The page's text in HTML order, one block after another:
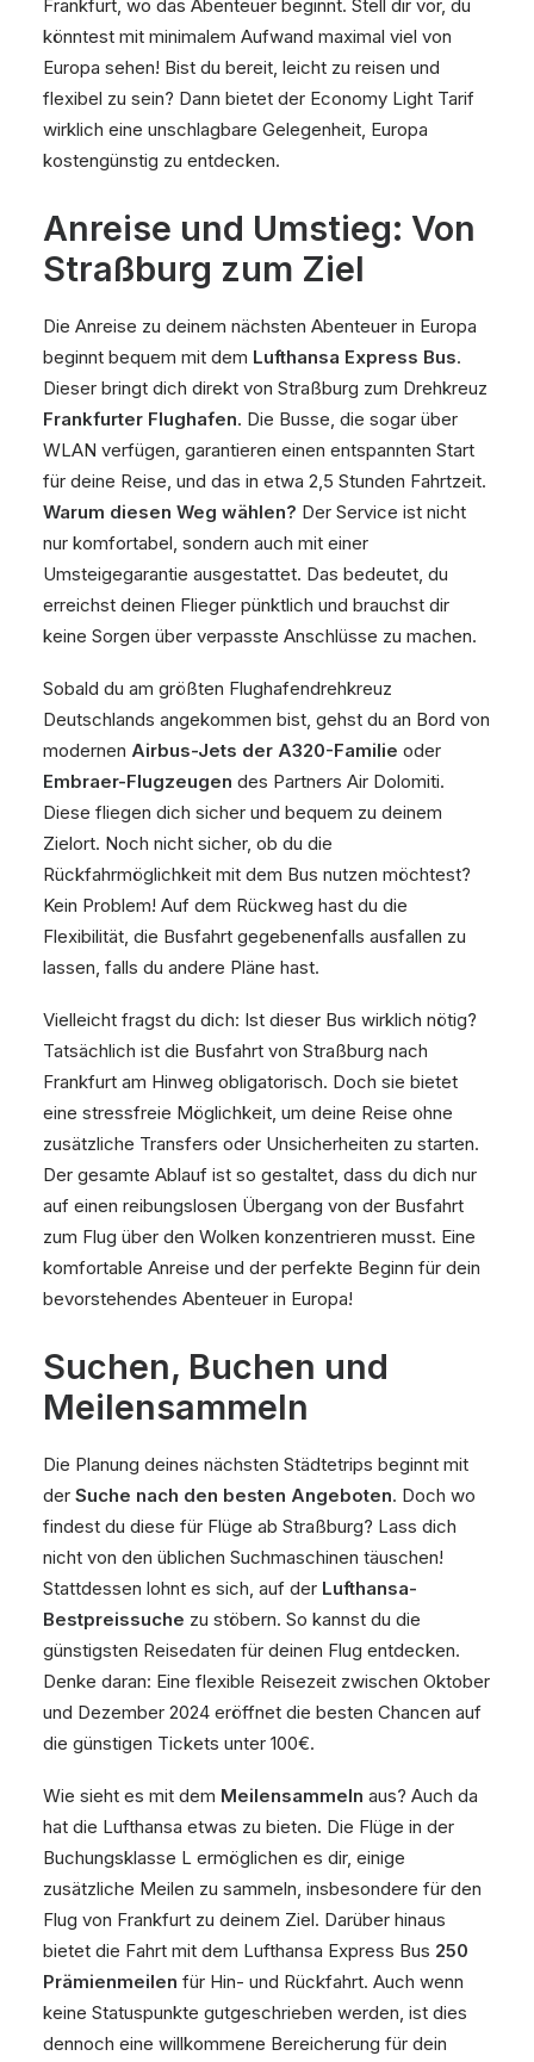
Frankfurt, wo das Abenteuer beginnt. Stell dir vor, du
könntest mit minimalem Aufwand maximal viel von
Europa sehen! Bist du bereit, leicht zu reisen und
flexibel zu sein? Dann bietet der Economy Light Tarif
wirklich eine unschlagbare Gelegenheit, Europa
kostengünstig zu entdecken.
Anreise und Umstieg: Von
Straßburg zum Ziel
Die Anreise zu deinem nächsten Abenteuer in Europa
beginnt bequem mit dem Lufthansa Express Bus.
Dieser bringt dich direkt von Straßburg zum Drehkreuz
Frankfurter Flughafen. Die Busse, die sogar über
WLAN verfügen, garantieren einen entspannten Start
für deine Reise, und das in etwa 2,5 Stunden Fahrtzeit.
Warum diesen Weg wählen? Der Service ist nicht
nur komfortabel, sondern auch mit einer
Umsteigegarantie ausgestattet. Das bedeutet, du
erreichst deinen Flieger pünktlich und brauchst dir
keine Sorgen über verpasste Anschlüsse zu machen.
Sobald du am größten Flughafendrehkreuz
Deutschlands angekommen bist, gehst du an Bord von
modernen Airbus-Jets der A320-Familie oder
Embraer-Flugzeugen des Partners Air Dolomiti.
Diese fliegen dich sicher und bequem zu deinem
Zielort. Noch nicht sicher, ob du die
Rückfahrmöglichkeit mit dem Bus nutzen möchtest?
Kein Problem! Auf dem Rückweg hast du die
Flexibilität, die Busfahrt gegebenenfalls ausfallen zu
lassen, falls du andere Pläne hast.
Vielleicht fragst du dich: Ist dieser Bus wirklich nötig?
Tatsächlich ist die Busfahrt von Straßburg nach
Frankfurt am Hinweg obligatorisch. Doch sie bietet
eine stressfreie Möglichkeit, um deine Reise ohne
zusätzliche Transfers oder Unsicherheiten zu starten.
Der gesamte Ablauf ist so gestaltet, dass du dich nur
auf einen reibungslosen Übergang von der Busfahrt
zum Flug über den Wolken konzentrieren musst. Eine
komfortable Anreise und der perfekte Beginn für dein
bevorstehendes Abenteuer in Europa!
Suchen, Buchen und
Meilensammeln
Die Planung deines nächsten Städtetrips beginnt mit
der Suche nach den besten Angeboten. Doch wo
findest du diese für Flüge ab Straßburg? Lass dich
nicht von den üblichen Suchmaschinen täuschen!
Stattdessen lohnt es sich, auf der Lufthansa-
Bestpreissuche zu stöbern. So kannst du die
günstigsten Reisedaten für deinen Flug entdecken.
Denke daran: Eine flexible Reisezeit zwischen Oktober
und Dezember 2024 eröffnet die besten Chancen auf
die günstigen Tickets unter 100€.
Wie sieht es mit dem Meilensammeln aus? Auch da
hat die Lufthansa etwas zu bieten. Die Flüge in der
Buchungsklasse L ermöglichen es dir, einige
zusätzliche Meilen zu sammeln, insbesondere für den
Flug von Frankfurt zu deinem Ziel. Darüber hinaus
bietet die Fahrt mit dem Lufthansa Express Bus 250
Prämienmeilen für Hin- und Rückfahrt. Auch wenn
keine Statuspunkte gutgeschrieben werden, ist dies
dennoch eine willkommene Bereicherung für dein